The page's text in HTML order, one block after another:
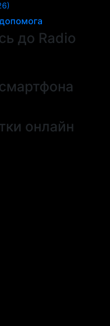
до Radio
онлайн